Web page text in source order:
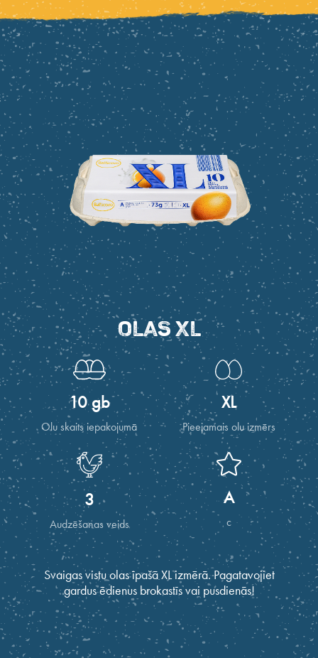
OLAS XL
10 gb
Olu skaits iepakojumā
XL
Pieejamais olu izmērs
3
Audzēšanas veids
A
c
Svaigas vistu olas īpašā XL izmērā. Pagatavojiet
gardus ēdienus brokastīs vai pusdienās!